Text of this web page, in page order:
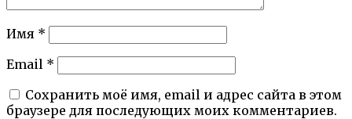
Имя *
Email *
Сохранить моё имя, email и адрес сайта в этом
браузере для последующих моих комментариев.